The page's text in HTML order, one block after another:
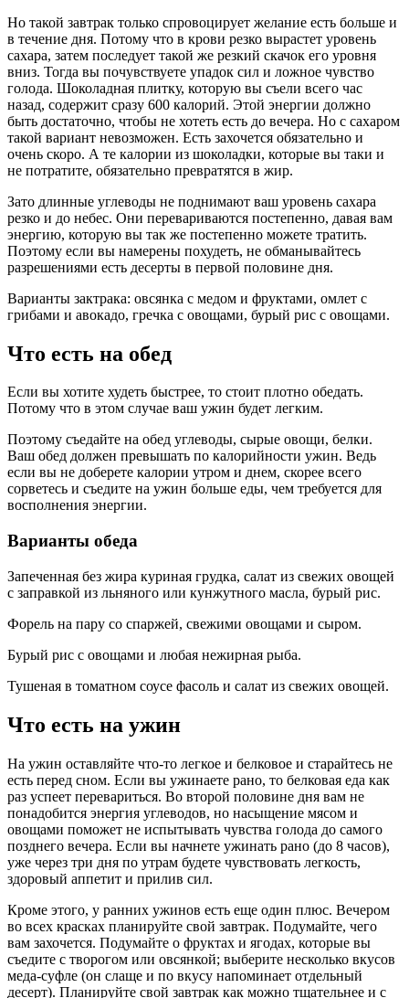
Но такой завтрак только спровоцирует желание есть больше и
в течение дня. Потому что в крови резко вырастет уровень
сахара, затем последует такой же резкий скачок его уровня
вниз. Тогда вы почувствуете упадок сил и ложное чувство
голода. Шоколадная плитку, которую вы съели всего час
назад, содержит сразу 600 калорий. Этой энергии должно
быть достаточно, чтобы не хотеть есть до вечера. Но с сахаром
такой вариант невозможен. Есть захочется обязательно и
очень скоро. А те калории из шоколадки, которые вы таки и
не потратите, обязательно превратятся в жир.
Зато длинные углеводы не поднимают ваш уровень сахара
резко и до небес. Они перевариваются постепенно, давая вам
энергию, которую вы так же постепенно можете тратить.
Поэтому если вы намерены похудеть, не обманывайтесь
разрешениями есть десерты в первой половине дня.
Варианты зактрака: овсянка с медом и фруктами, омлет с
грибами и авокадо, гречка с овощами, бурый рис с овощами.
Что есть на обед
Если вы хотите худеть быстрее, то стоит плотно обедать.
Потому что в этом случае ваш ужин будет легким.
Поэтому съедайте на обед углеводы, сырые овощи, белки.
Ваш обед должен превышать по калорийности ужин. Ведь
если вы не доберете калории утром и днем, скорее всего
сорветесь и съедите на ужин больше еды, чем требуется для
восполнения энергии.
Варианты обеда
Запеченная без жира куриная грудка, салат из свежих овощей
с заправкой из льняного или кунжутного масла, бурый рис.
Форель на пару со спаржей, свежими овощами и сыром.
Бурый рис с овощами и любая нежирная рыба.
Тушеная в томатном соусе фасоль и салат из свежих овощей.
Что есть на ужин
На ужин оставляйте что-то легкое и белковое и старайтесь не
есть перед сном. Если вы ужинаете рано, то белковая еда как
раз успеет перевариться. Во второй половине дня вам не
понадобится энергия углеводов, но насыщение мясом и
овощами поможет не испытывать чувства голода до самого
позднего вечера. Если вы начнете ужинать рано (до 8 часов),
уже через три дня по утрам будете чувствовать легкость,
здоровый аппетит и прилив сил.
Кроме этого, у ранних ужинов есть еще один плюс. Вечером
во всех красках планируйте свой завтрак. Подумайте, чего
вам захочется. Подумайте о фруктах и ягодах, которые вы
съедите с творогом или овсянкой; выберите несколько вкусов
меда-суфле (он слаще и по вкусу напоминает отдельный
десерт). Планируйте свой завтрак как можно тщательнее и с